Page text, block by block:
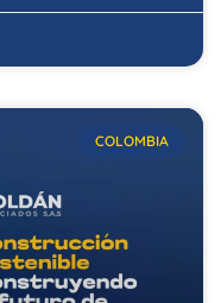
COLOMBIA